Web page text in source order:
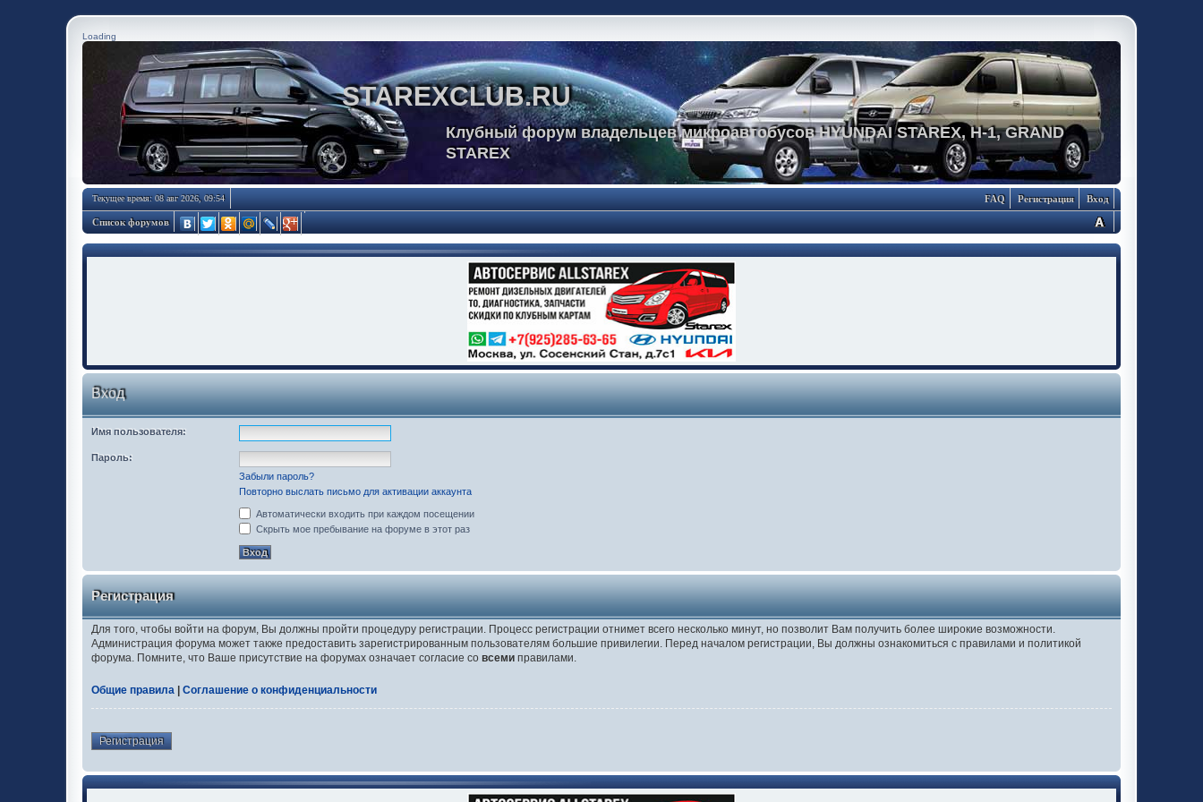
Loading
STAREXCLUB.RU
Клубный форум владельцев микроавтобусов HYUNDAI STAREX, H-1, GRAND
STAREX
Текущее время: 08 авг 2026, 09:54 Вход
Регистрация
FAQ
Список форумов
Вход
Имя пользователя:
Пароль:
Забыли пароль?
Повторно выслать письмо для активации аккаунта
Автоматически входить при каждом посещении
Скрыть мое пребывание на форуме в этот раз
Регистрация
Для того, чтобы войти на форум, Вы должны пройти процедуру регистрации. Процесс регистрации отнимет всего несколько минут, но позволит Вам получить более широкие возможности.
Администрация форума может также предоставить зарегистрированным пользователям большие привилегии. Перед началом регистрации, Вы должны ознакомиться с правилами и политикой
форума. Помните, что Ваше присутствие на форумах означает согласие со всеми правилами.
Общие правила Соглашение о конфиденциальности
Регистрация